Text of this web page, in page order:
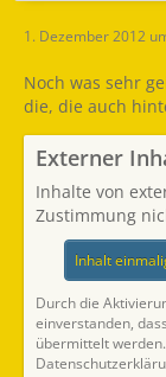
1. Dezember 2012
Noch was sehr
die, die auch
Externer
Inhalte von
Zustimmung
Inhalt
Durch die
einverstanden,
übermittelt